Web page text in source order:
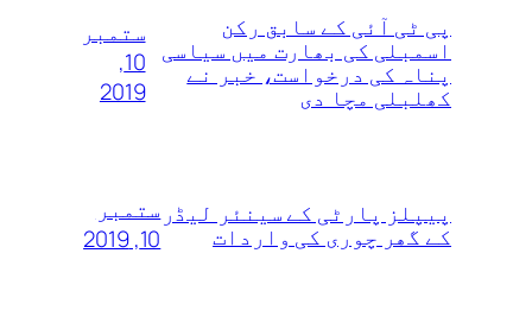
پی ٹی آئی کے سابق رکن
اسمبلی کی بھارت میں سیاسی
پناہ کی درخواست، خبر نے
کھلبلی مچا دی
ستمبر
10,
2019
پیپلز پارٹی کے سینئر لیڈر
کے گھر چوری کی واردات
ستمبر
10, 2019